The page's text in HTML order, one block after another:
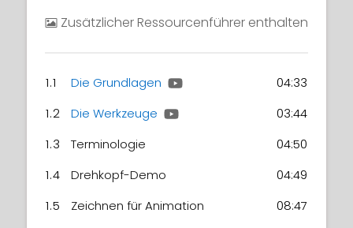
Zusätzlicher Ressourcenführer enthalten
1.1 Die Grundlagen
04:33
1.2
Die Werkzeuge
03:44
1.3
Terminologie
04:50
1.4
Drehkopf-Demo
04:49
1.5
Zeichnen für Animation 08:47